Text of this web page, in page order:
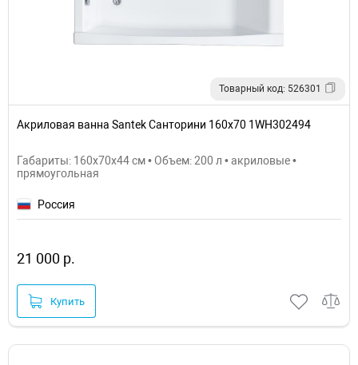
Товарный код: 526301
Акриловая ванна Santek Санторини 160х70 1WH302494
Габариты: 160x70x44 см • Объем: 200 л • акриловые •
прямоугольная
Россия
21 000 р.
Купить